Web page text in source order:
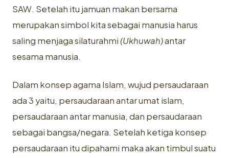
SAW. Setelah itu jamuan makan bersama
merupakan simbol kita sebagai manusia harus
saling menjaga silaturahmi(Ukhuwah)antar
sesama manusia.
Dalam konsep agama Islam, wujud persaudaraan
ada 3 yaitu, persaudaraan antar umat islam,
persaudaraan antar manusia, dan persaudaraan
sebagai bangsa/negara. Setelah ketiga konsep
persaudaraan itu dipahami maka akan timbul suatu